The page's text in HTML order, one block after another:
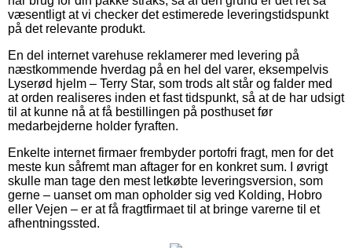
væsentligt at vi checker det estimerede leveringstidspunkt
på det relevante produkt.
En del internet varehuse reklamerer med levering på
næstkommende hverdag på en hel del varer, eksempelvis
Lyserød hjelm – Terry Star, som trods alt står og falder med
at orden realiseres inden et fast tidspunkt, så at de har udsigt
til at kunne nå at få bestillingen på posthuset før
medarbejderne holder fyraften.
Enkelte internet firmaer frembyder portofri fragt, men for det
meste kun såfremt man aftager for en konkret sum. I øvrigt
skulle man tage den mest letkøbte leveringsversion, som
gerne – uanset om man opholder sig ved Kolding, Hobro
eller Vejen – er at få fragtfirmaet til at bringe varerne til et
afhentningssted.